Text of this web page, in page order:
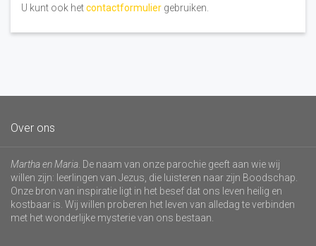
U kunt ook hetcontactformulier gebruiken.
Over ons
Martha en Maria . De naam van onze parochie geeft aan wie wij
willen zijn: leerlingen van Jezus, die luisteren naar zijn Boodschap.
Onze bron van inspiratie ligt in het besef dat ons leven heilig en
kostbaar is. Wij willen proberen het leven van alledag te verbinden
met het wonderlijke mysterie van ons bestaan.